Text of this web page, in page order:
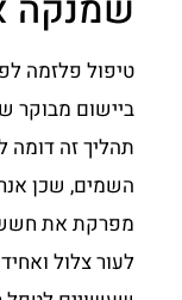
טיפול פלזמה
ביישום מבוקר
תהליך זה
השמים, שכן
מפרקת את
לעור צלול